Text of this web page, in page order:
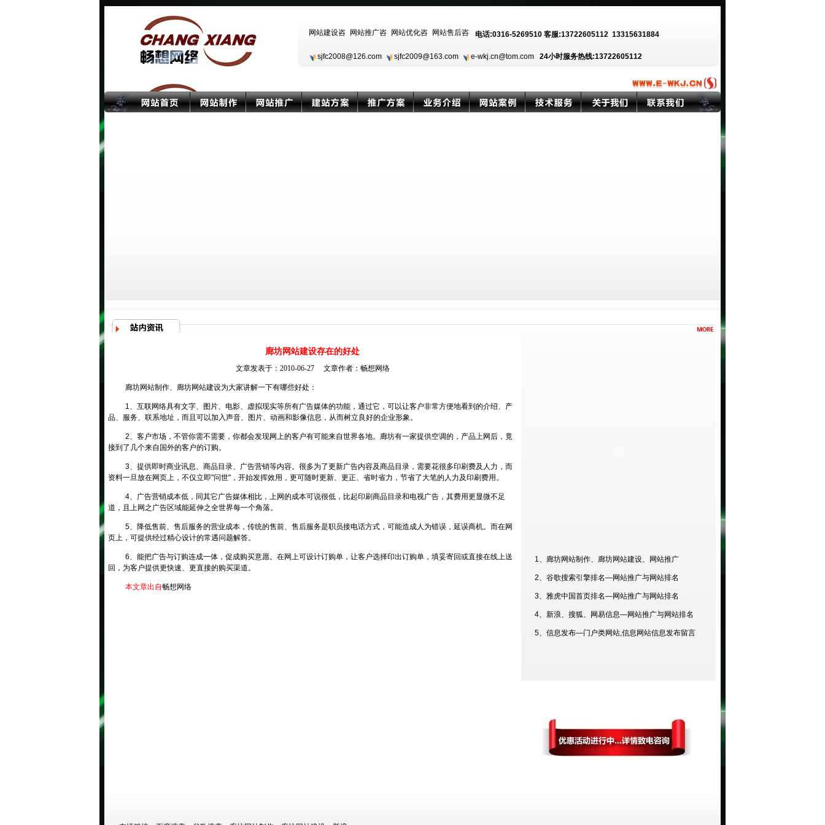
电话:0316-5269510 客服:13722605112 13315631884
sjfc2008@126.com sjfc2009@163.com e-wkj.cn@tom.com 24小时服务热线:13722605112
廊坊网站建设存在的好处
文章发表于：2010-06-27 文章作者： 畅想网络
廊坊网站制作、 廊坊网站建设为大家讲解一下有哪些好处：
1、互联网络具有文字、图片、电影、虚拟现实等所有广告媒体的功能，通过它，可以让客户非常方便地看到的介绍、产
品、服务、联系地址，而且可以加入声音、图片、动画和影像信息，从而树立良好的企业形象。
2、客户市场，不管你需不需要，你都会发现网上的客户有可能来自世界各地。廊坊有一家提供空调的，产品上网后，竟
接到了几个来自国外的客户的订购。
3、提供即时商业讯息、商品目录、广告营销等内容。很多为了更新广告内容及商品目录，需要花很多印刷费及人力，而
资料一旦放在网页上，不仅立即"问世"，开始发挥效用，更可随时更新、更正、省时省力，节省了大笔的人力及印刷费用。
4、广告营销成本低，同其它广告媒体相比，上网的成本可说很低，比起印刷商品目录和电视广告，其费用更显微不足
道，且上网之广告区域能延伸之全世界每一个角落。
5、降低售前、售后服务的营业成本，传统的售前、售后服务是职员接电话方式，可能造成人为错误，延误商机。而在网
页上，可提供经过精心设计的常遇问题解答。
6、能把广告与订购连成一体，促成购买意愿。在网上可设计订购单，让客户选择印出订购单，填妥寄回或直接在线上送
回，为客户提供更快速、更直接的购买渠道。
本文章出自畅想网络
1、廊坊网站制作、廊坊网站建设、网站推广
2、谷歌搜索引擎排名—网站推广与网站排名
3、雅虎中国首页排名—网站推广与网站排名
4、新浪、搜狐、网易信息—网站推广与网站排名
5、信息发布—门户类网站,信息网站信息发布留言